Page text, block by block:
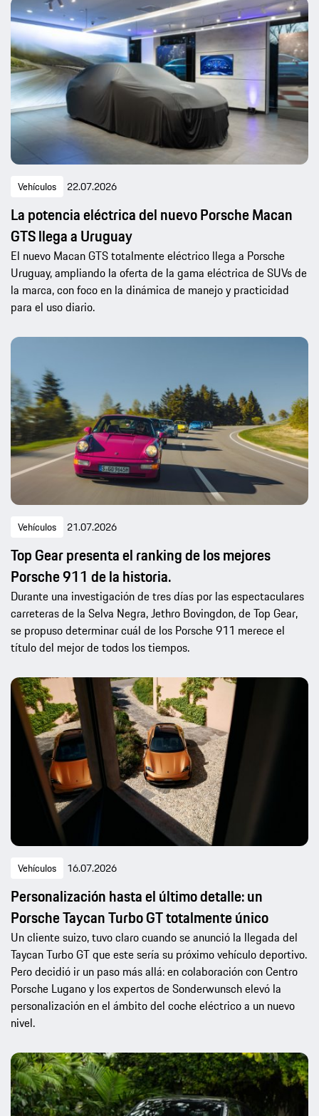
Vehículos 22.07.2026
La potencia eléctrica del nuevo Porsche Macan
GTS llega a Uruguay
El nuevo Macan GTS totalmente eléctrico llega a Porsche
Uruguay, ampliando la oferta de la gama eléctrica de SUVs de
la marca, con foco en la dinámica de manejo y practicidad
para el uso diario.
Vehículos 21.07.2026
Top Gear presenta el ranking de los mejores
Porsche 911 de la historia.
Durante una investigación de tres días por las espectaculares
carreteras de la Selva Negra, Jethro Bovingdon, de Top Gear,
se propuso determinar cuál de los Porsche 911 merece el
título del mejor de todos los tiempos.
Vehículos 16.07.2026
Personalización hasta el último detalle: un
Porsche Taycan Turbo GT totalmente único
Un cliente suizo, tuvo claro cuando se anunció la llegada del
Taycan Turbo GT que este sería su próximo vehículo deportivo.
Pero decidió ir un paso más allá: en colaboración con Centro
Porsche Lugano y los expertos de Sonderwunsch elevó la
personalización en el ámbito del coche eléctrico a un nuevo
nivel.